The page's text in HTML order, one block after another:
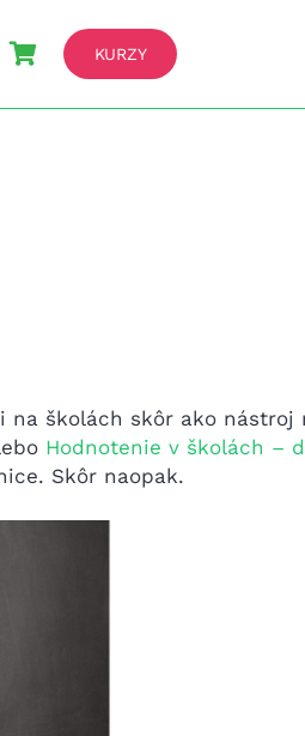
KURZY
školách skôr ako nástroj
Hodnotenie v školách –
Skôr naopak.